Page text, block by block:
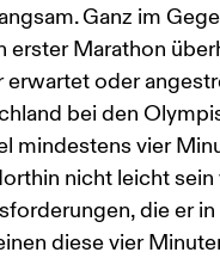
Ganz im
erster Marathon
erwartet oder
bei den
mindestens vier
nicht leicht
die er
diese vier